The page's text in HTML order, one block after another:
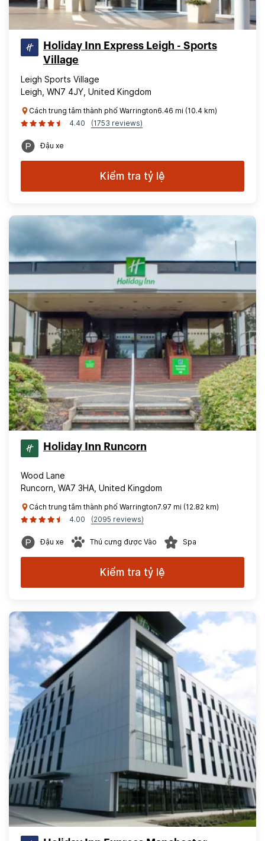
Holiday Inn Express Leigh - Sports
Village
Leigh Sports Village
Leigh, WN7 4JY, United Kingdom
Cách trung tâm thành phố Warrington6.46 mi (10.4 km)
4.40
(1753 reviews)
Đậu xe
Kiểm tra tỷ lệ
Holiday Inn Runcorn
Wood Lane
Runcorn, WA7 3HA, United Kingdom
Cách trung tâm thành phố Warrington7.97 mi (12.82 km)
4.00
(2095 reviews)
Đậu xe Thú cưng được Vào Spa
Kiểm tra tỷ lệ